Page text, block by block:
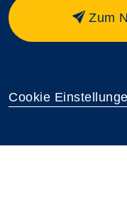
Zum
Cookie